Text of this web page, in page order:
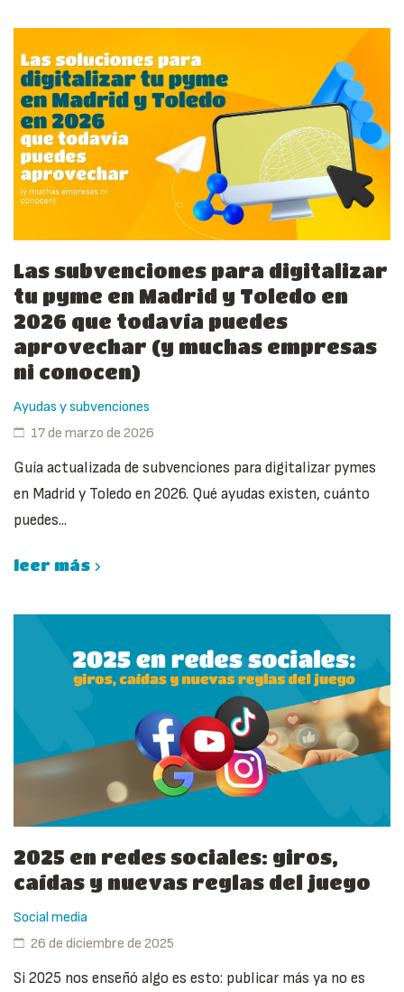
Las subvenciones para digitalizar
tu pyme en Madrid y Toledo en
2026 que todavía puedes
aprovechar (y muchas empresas
ni conocen)
Ayudas y subvenciones
17 de marzo de 2026
Guía actualizada de subvenciones para digitalizar pymes
en Madrid y Toledo en 2026. Qué ayudas existen, cuánto
puedes...
leer más
2025 en redes sociales: giros,
caídas y nuevas reglas del juego
Social media
26 de diciembre de 2025
Si 2025 nos enseñó algo es esto: publicar más ya no es